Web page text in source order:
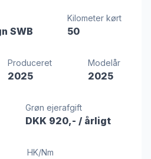
SWB
Kilometer kørt
50
Produceret
2025
Modelår
2025
Grøn ejerafgift
DKK 920,- / årligt
HK/Nm